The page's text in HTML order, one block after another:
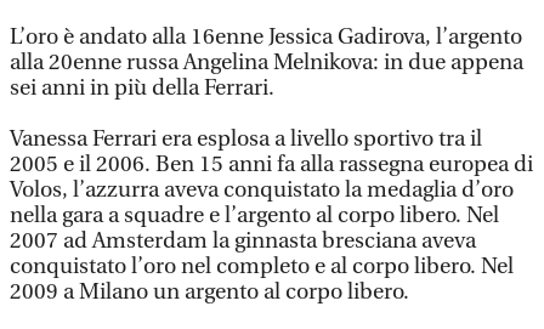
L’oro è andato alla 16enne Jessica Gadirova, l’argento
alla 20enne russa Angelina Melnikova: in due appena
sei anni in più della Ferrari.
Vanessa Ferrari era esplosa a livello sportivo tra il
2005 e il 2006. Ben 15 anni fa alla rassegna europea di
Volos, l’azzurra aveva conquistato la medaglia d’oro
nella gara a squadre e l’argento al corpo libero. Nel
2007 ad Amsterdam la ginnasta bresciana aveva
conquistato l’oro nel completo e al corpo libero. Nel
2009 a Milano un argento al corpo libero.